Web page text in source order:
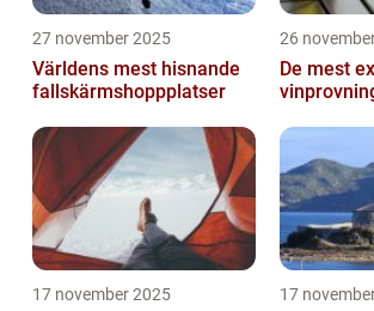
27 november 2025
Världens mest hisnande
fallskärmshoppplatser
26
De mest
17 november 2025 17